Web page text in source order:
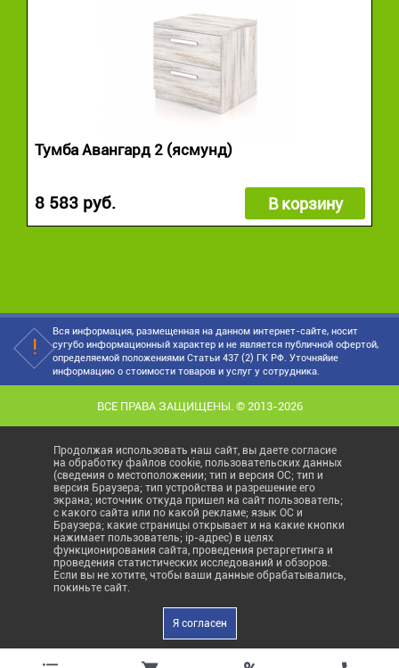
Тумба Авангард 2 (ясмунд)
8 583 руб. В корзину
Вся информация, размещенная на данном интернет-сайте, носит
сугубо информационный характер и не является публичной офертой,
определяемой положениями Статьи 437 (2) ГК РФ. Уточняйие
информацию о стоимости товаров и услуг у сотрудника.
ВСЕ ПРАВА ЗАЩИЩЕНЫ. © 2013-2026
Продолжая использовать наш сайт, вы даете согласие
на обработку файлов cookie, пользовательских данных
(сведения о местоположении; тип и версия ОС; тип и
версия Браузера; тип устройства и разрешение его
экрана; источник откуда пришел на сайт пользователь;
с какого сайта или по какой рекламе; язык ОС и
Браузера; какие страницы открывает и на какие кнопки
нажимает пользователь; ip-адрес) в целях
функционирования сайта, проведения ретаргетинга и
проведения статистических исследований и обзоров.
Если вы не хотите, чтобы ваши данные обрабатывались,
покиньте сайт.
Я согласен